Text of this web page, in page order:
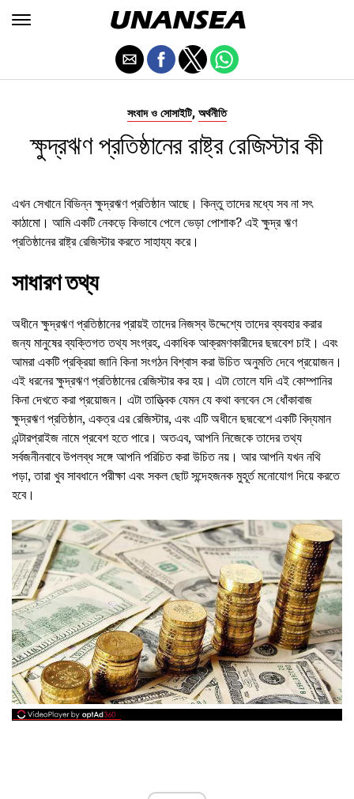
সংবাদ ও সোসাইটি, অর্থনীতি
ক্ষুদ্রঋণ প্রতিষ্ঠানের রাষ্ট্র রেজিস্টার কী
এখন সেখানে বিভিন্ন ক্ষুদ্রঋণ প্রতিষ্ঠান আছে। কিন্তু তাদের মধ্যে সব না সৎ
কাঠামো। আমি একটি নেকড়ে কিভাবে পেলে ভেড়া পোশাক? এই ক্ষুদ্র ঋণ
প্রতিষ্ঠানের রাষ্ট্র রেজিস্টার করতে সাহায্য করে।
সাধারণ তথ্য
অধীনে ক্ষুদ্রঋণ প্রতিষ্ঠানের প্রায়ই তাদের নিজস্ব উদ্দেশ্যে তাদের ব্যবহার করার
জন্য মানুষের ব্যক্তিগত তথ্য সংগ্রহ, একাধিক আক্রমণকারীদের ছদ্মবেশ চাই। এবং
আমরা একটি প্রক্রিয়া জানি কিনা সংগঠন বিশ্বাস করা উচিত অনুমতি দেবে প্রয়োজন।
এই ধরনের ক্ষুদ্রঋণ প্রতিষ্ঠানের রেজিস্টার কর হয়। এটা তোলে যদি এই কোম্পানির
কিনা দেখতে করা প্রয়োজন। এটা তাত্ত্বিক যেমন যে কথা বলবেন সে ধোঁকাবাজ
ক্ষুদ্রঋণ প্রতিষ্ঠান, একত্র এর রেজিস্টার, এবং এটি অধীনে ছদ্মবেশে একটি বিদ্যমান
এন্টারপ্রাইজ নামে প্রবেশ হতে পারে। অতএব, আপনি নিজেকে তাদের তথ্য
সর্বজনীনবাবে উপলব্ধ সঙ্গে আপনি পরিচিত করা উচিত নয়। আর আপনি যখন নথি
পড়া, তারা খুব সাবধানে পরীক্ষা এবং সকল ছোট সন্দেহজনক মুহূর্ত মনোযোগ দিয়ে করতে
হবে।